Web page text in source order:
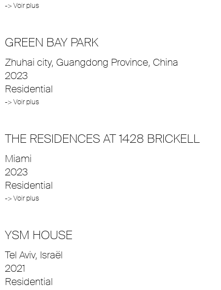
-> Voir plus
GREEN BAY PARK
Zhuhai city, Guangdong Province, China
2023
Residential
-> Voir plus
THE RESIDENCES AT 1428 BRICKELL
Miami
2023
Residential
-> Voir plus
YSM HOUSE
Tel Aviv, Israël
2021
Residential